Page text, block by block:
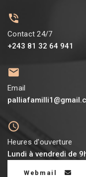
Contact 24/7
+243 81 32 64 941
Email
Heures d'ouverture
Lundi à vendredi de
Webmail